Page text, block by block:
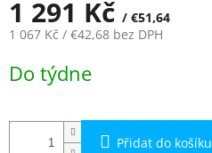
1 291 Kč / €51,64
1 067 Kč / €42,68 bez DPH
cena:
Do týdne
Přidat do košíku